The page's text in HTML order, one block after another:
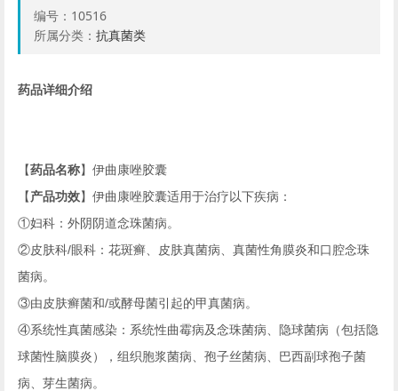
编号： 10516
所属分类： 抗真菌类
药品详细介绍
【药品名称】伊曲康唑胶囊
【产品功效】伊曲康唑胶囊适用于治疗以下疾病：
①妇科：外阴阴道念珠菌病。
②皮肤科/眼科：花斑癣、皮肤真菌病、真菌性角膜炎和口腔念珠
菌病。
③由皮肤癣菌和/或酵母菌引起的甲真菌病。
④系统性真菌感染：系统性曲霉病及念珠菌病、隐球菌病（包括隐
球菌性脑膜炎），组织胞浆菌病、孢子丝菌病、巴西副球孢子菌
病、芽生菌病。